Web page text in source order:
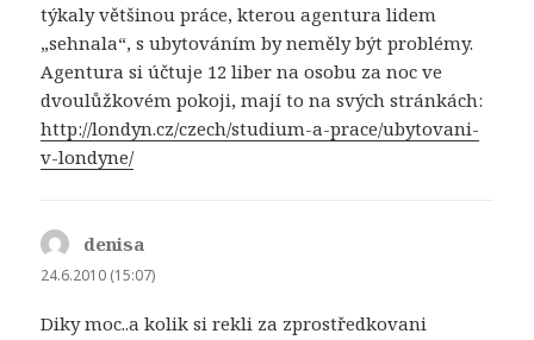
týkaly většinou práce, kterou agentura lidem
„sehnala“, s ubytováním by neměly být problémy.
Agentura si účtuje 12 liber na osobu za noc ve
dvoulůžkovém pokoji, mají to na svých stránkách:
http://londyn.cz/czech/studium-a-prace/ubytovani-
v-londyne/
denisa
24.6.2010 (15:07)
Diky moc..a kolik si rekli za zprostředkovani